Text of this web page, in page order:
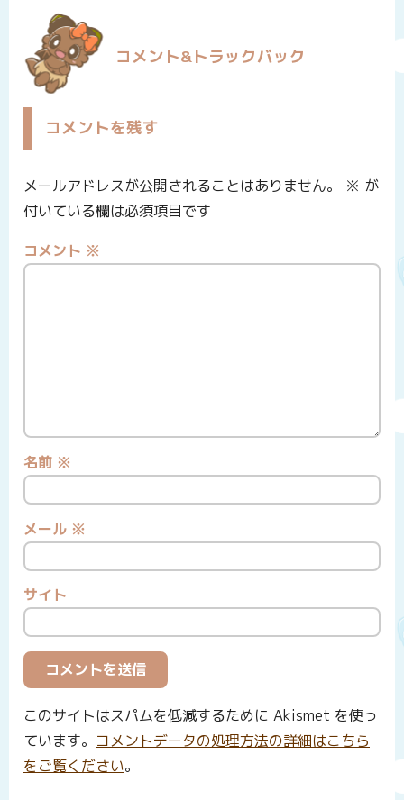
コメント&トラックバック
コメントを残す
メールアドレスが公開されることはありません。 ※ が
付いている欄は必須項目です
コメント ※
名前 ※
メール ※
サイト
このサイトはスパムを低減するために Akismet を使っ
ています。 コメントデータの処理方法の詳細はこちら
をご覧ください。